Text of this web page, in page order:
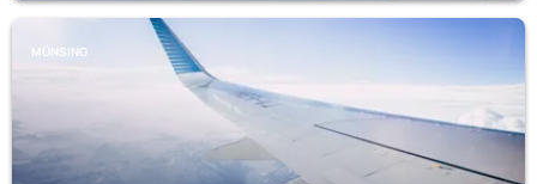
MÜNSING